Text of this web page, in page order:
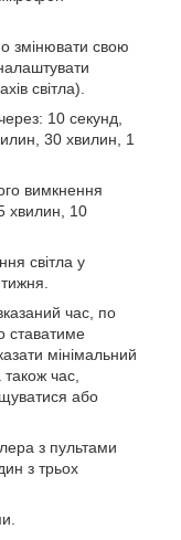
змінювати свою
світла).
10 секунд,
30 хвилин, 1
вимкнення
хвилин, 10
світла у
час, по
ставатиме
мінімальний
час,
або
з пультами
з трьох